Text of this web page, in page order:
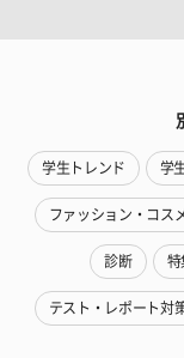
学生トレンド 学
ファッション・コス
診断 特
テスト・レポート対